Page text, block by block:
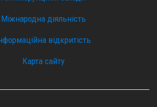
Інформаційна відкритість
Карта сайту